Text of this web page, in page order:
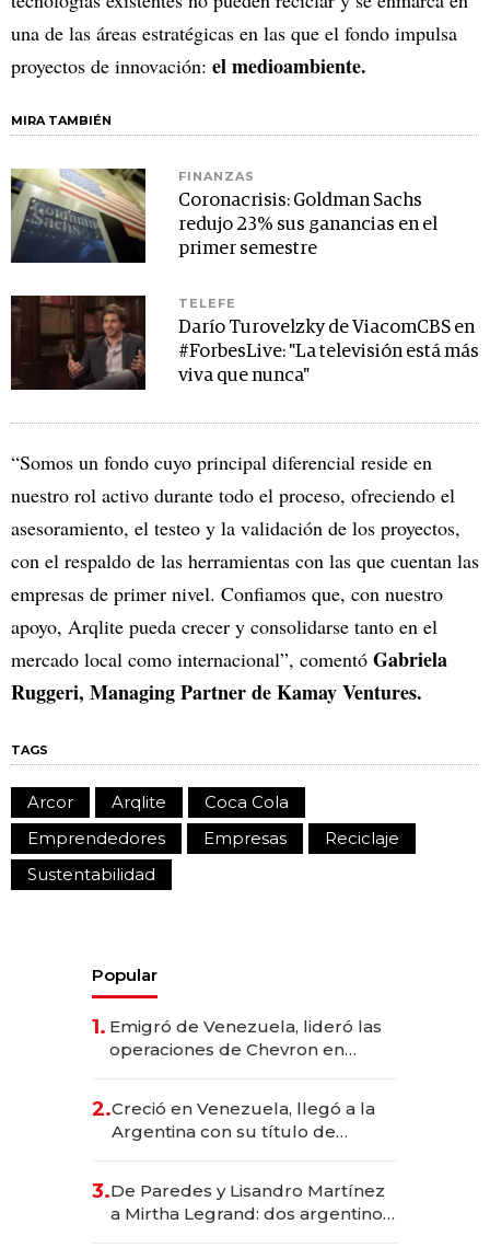
una de las áreas estratégicas en las que el fondo impulsa
proyectos de innovación: el medioambiente.
MIRA TAMBIÉN
FINANZAS
Coronacrisis: Goldman Sachs
redujo 23% sus ganancias en el
primer semestre
TELEFE
Darío Turovelzky de ViacomCBS en
#ForbesLive: "La televisión está más
viva que nunca"
“Somos un fondo cuyo principal diferencial reside en
nuestro rol activo durante todo el proceso, ofreciendo el
asesoramiento, el testeo y la validación de los proyectos,
con el respaldo de las herramientas con las que cuentan las
empresas de primer nivel. Confiamos que, con nuestro
apoyo, Arqlite pueda crecer y consolidarse tanto en el
mercado local como internacional”, comentó Gabriela
Ruggeri, Managing Partner de Kamay Ventures.
TAGS
Arcor Arqlite
Coca Cola
Emprendedores
Empresas
Reciclaje
Sustentabilidad
Popular
1. Emigró de Venezuela, lideró las
operaciones de Chevron en
2.Creció en Venezuela, llegó a la
Argentina con su título de
las marcas "fast premium"
3.De Paredes y Lisandro Martínez
a Mirtha Legrand: dos argentinos